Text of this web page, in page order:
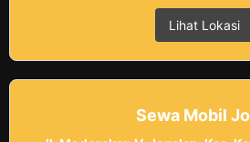
Lihat Lokasi
Sewa Mobil